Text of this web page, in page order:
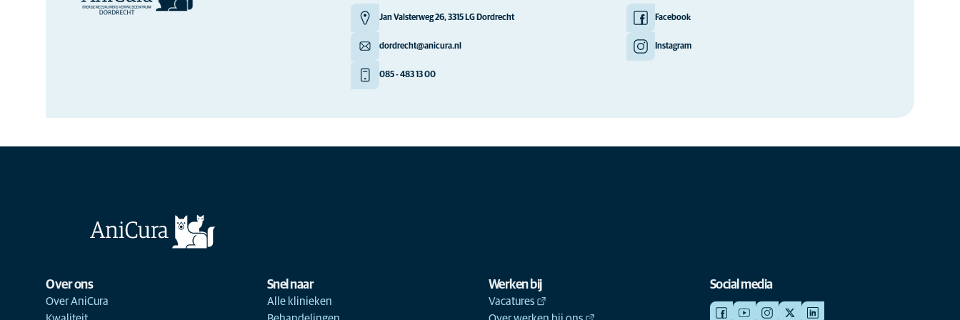
Jan Valsterweg 26, 3315 LG Dordrecht
dordrecht@anicura.nl
085 - 483 13 00
Facebook
Instagram
Over ons
Over AniCura
Snel naar
Alle klinieken
Werken bij
Vacatures
Social media